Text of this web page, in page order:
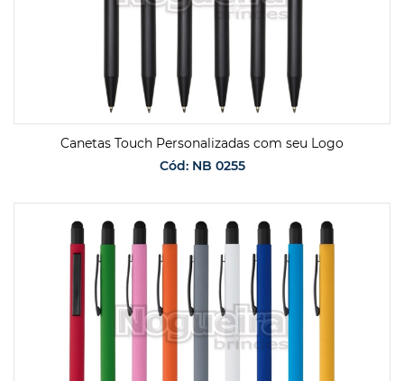
Canetas Touch Personalizadas com seu Logo
Cód: NB 0255
SOLICITAR ORÇAMENTO